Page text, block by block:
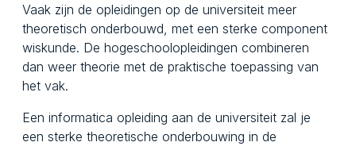
Vaak zijn de opleidingen op de universiteit meer
theoretisch onderbouwd, met een sterke component
wiskunde. De hogeschoolopleidingen combineren
dan weer theorie met de praktische toepassing van
het vak.
Een informatica opleiding aan de universiteit zal je
een sterke theoretische onderbouwing in de